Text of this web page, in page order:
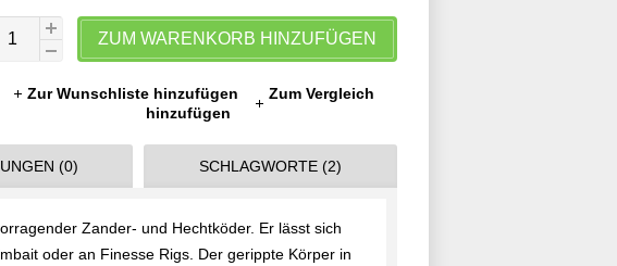
ZUM WARENKORB HINZUFÜGEN
Zur Wunschliste hinzufügen
Zum Vergleich
hinzufügen
(0) SCHLAGWORTE (2)
Zander- und Hechtköder. Er lässt sich
oder an Finesse Rigs. Der gerippte Körper in